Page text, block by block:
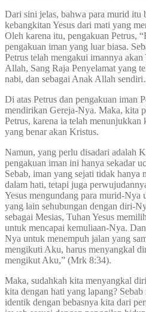
Dari sini jelas, bahwa para murid itu
kebangkitan Yesus dari mati yang
Oleh karena itu, pengakuan Petrus,
pengakuan iman yang luar biasa.
Petrus telah mengakui imannya akan
Allah, Sang Raja Penyelamat yang
nabi, dan sebagai Anak Allah
Di atas Petrus dan pengakuan iman
mendirikan Gereja-Nya. Maka, kita
Petrus, karena ia telah menunjukkan
yang benar akan Kristus.
Namun, yang perlu disadari adalah
pengakuan iman ini hanya sekadar
Sebab, iman yang sejati tidak hanya
dalam hati, tetapi juga
Yesus mengundang para murid-Nya
yang lain sehubungan dengan diri-
sebagai Mesias, Tuhan Yesus
untuk mencapai kemuliaan-Nya.
Nya untuk menempuh jalan yang
mengikuti Aku, harus menyangkal
mengikut Aku,” (Mrk 8:34).
Maka, sudahkah kita menyangkal
kita dengan hati yang lapang?
identik dengan bebasnya kita dari